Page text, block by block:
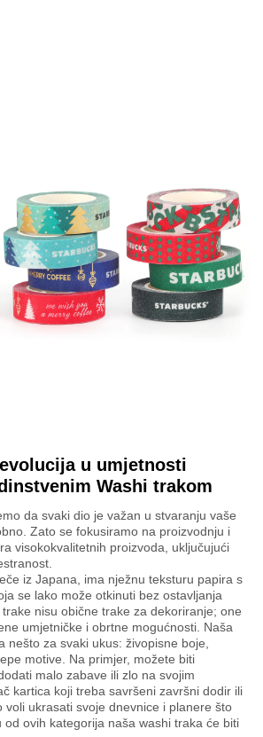
u umjetnosti
Washi trakom
da svaki dio je važan u stvaranju vaše
Zato se fokusiramo na proizvodnju i
visokokvalitetnih proizvoda, uključujući
iz Japana, ima nježnu teksturu papira s
se lako može otkinuti bez ostavljanja
nisu obične trake za dekoriranje; one
umjetničke i obrtne mogućnosti. Naša
nešto za svaki ukus: živopisne boje,
motive. Na primjer, možete biti
malo zabave ili zlo na svojim
kartica koji treba savršeni završni dodir ili
voli ukrasati svoje dnevnice i planere što
ovih kategorija naša washi traka će biti